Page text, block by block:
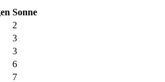
Sonne
2
3
3
6
7